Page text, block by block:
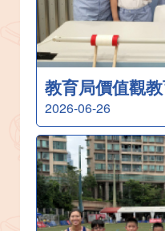
教育局價值觀
2026-06-26